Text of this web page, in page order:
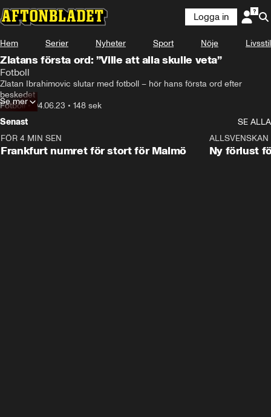
Logga in
Hem Serier Nyheter Sport Nöje Livsstil
Zlatans första ord: ”Ville att alla skulle veta”
Fotboll
Zlatan Ibrahimovic slutar med fotboll – hör hans första ord efter
beskedet
Fotboll•04.06.23 • 148 sek
Se mer
Senast
SE ALLA
FÖR 4 MIN SEN
Frankfurt numret för stort för Malmö
ALLSVENSKAN
Ny förlust